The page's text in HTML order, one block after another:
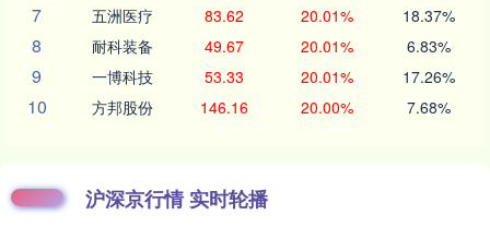
7 五洲医疗 83.62 20.01% 18.37%
8 耐科装备 49.67 20.01% 6.83%
9 一博科技 53.33 20.01% 17.26%
10 方邦股份 146.16 20.00% 7.68%
沪深京行情 实时轮播